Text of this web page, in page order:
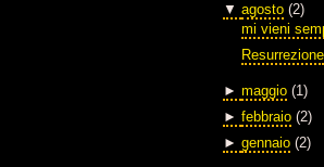
▼ agosto (2)
mi vieni
Resurrezione
► maggio (1)
► febbraio (2)
► gennaio (2)